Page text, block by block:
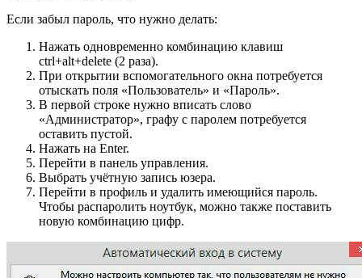
Если забыл пароль, что нужно делать:
Нажать одновременно комбинацию клавиш
ctrl+alt+delete (2 раза).
При открытии вспомогательного окна потребуется
отыскать поля «Пользователь» и «Пароль».
В первой строке нужно вписать слово
«Администратор», графу с паролем потребуется
оставить пустой.
Нажать на Enter.
Перейти в панель управления.
Выбрать учётную запись юзера.
Перейти в профиль и удалить имеющийся пароль.
Чтобы распаролить ноутбук, можно также поставить
новую комбинацию цифр.